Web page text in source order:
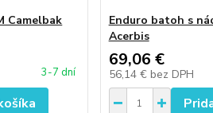
Camelbak
3-7 dní
Enduro batoh s
Acerbis
69,06 €
56,14 € bez DPH